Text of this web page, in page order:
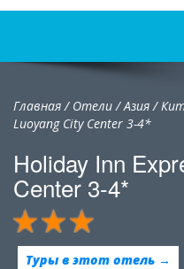
Главная/ Отели/Азия/
Luoyang City Center 3-4*
Holiday Inn
Center 3-4*
Туры в этот отель →